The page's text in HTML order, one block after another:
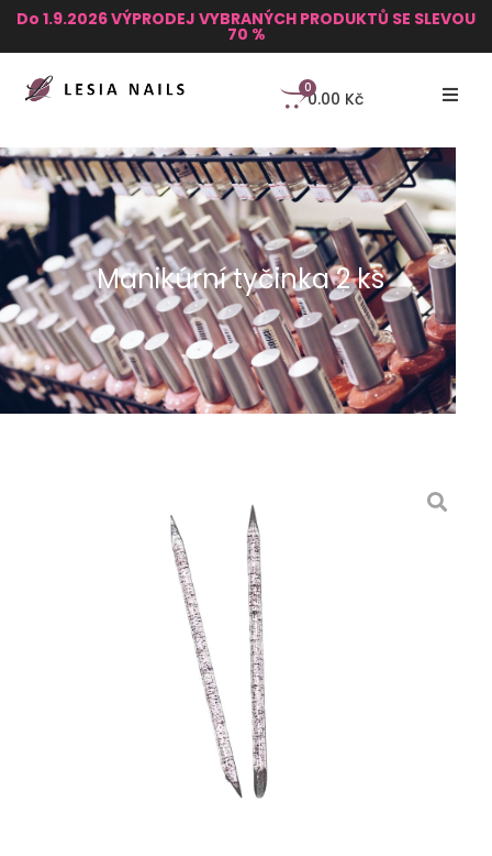
Do 1.9.2026 VÝPRODEJ VYBRANÝCH PRODUKTŮ SE SLEVOU
70 %
0.00 Kč
0
Manikúrní tyčinka 2 ks